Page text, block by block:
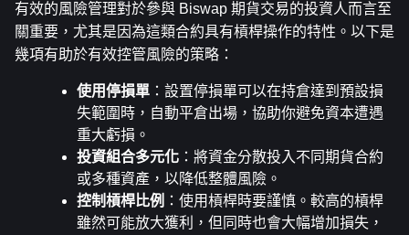
有效的風險管理對於參與 Biswap 期貨交易的投資人而言至
關重要，尤其是因為這類合約具有槓桿操作的特性。以下是
幾項有助於有效控管風險的策略：
使用停損單 ：設置停損單可以在持倉達到預設損
失範圍時，自動平倉出場，協助你避免資本遭遇
重大虧損。
投資組合多元化 ：將資金分散投入不同期貨合約
或多種資產，以降低整體風險。
控制槓桿比例 ：使用槓桿時要謹慎。較高的槓桿
雖然可能放大獲利，但同時也會大幅增加損失，